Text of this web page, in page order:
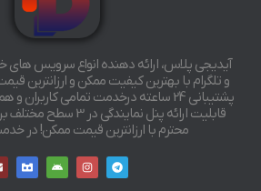
آیدیجی پلاس، ارائه دهنده انواع سرویس های
و تلگرام با بهترین کیفیت ممکن و ارزانترین
پشتیبانی 24 ساعته درخدمت تمامی
قابلیت ارائه پنل
محترم با ارزانترین قیمت ممکن! در